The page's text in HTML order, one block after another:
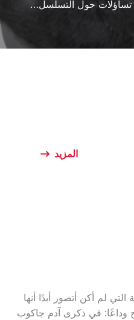
حول التسلسل…
المزيد
التي لم أكن أتصور أبدًا أنها
وداعًا: في ذكرى آدم جاكوب